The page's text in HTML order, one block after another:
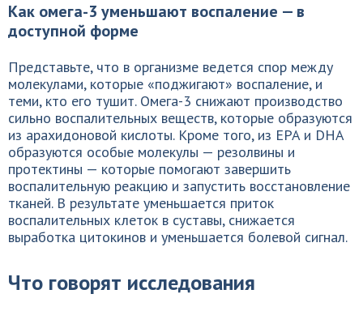
Как омега-3 уменьшают воспаление — в
доступной форме
Представьте, что в организме ведется спор между
молекулами, которые «поджигают» воспаление, и
теми, кто его тушит. Омега-3 снижают производство
сильно воспалительных веществ, которые образуются
из арахидоновой кислоты. Кроме того, из EPA и DHA
образуются особые молекулы — резолвины и
протектины — которые помогают завершить
воспалительную реакцию и запустить восстановление
тканей. В результате уменьшается приток
воспалительных клеток в суставы, снижается
выработка цитокинов и уменьшается болевой сигнал.
Что говорят исследования